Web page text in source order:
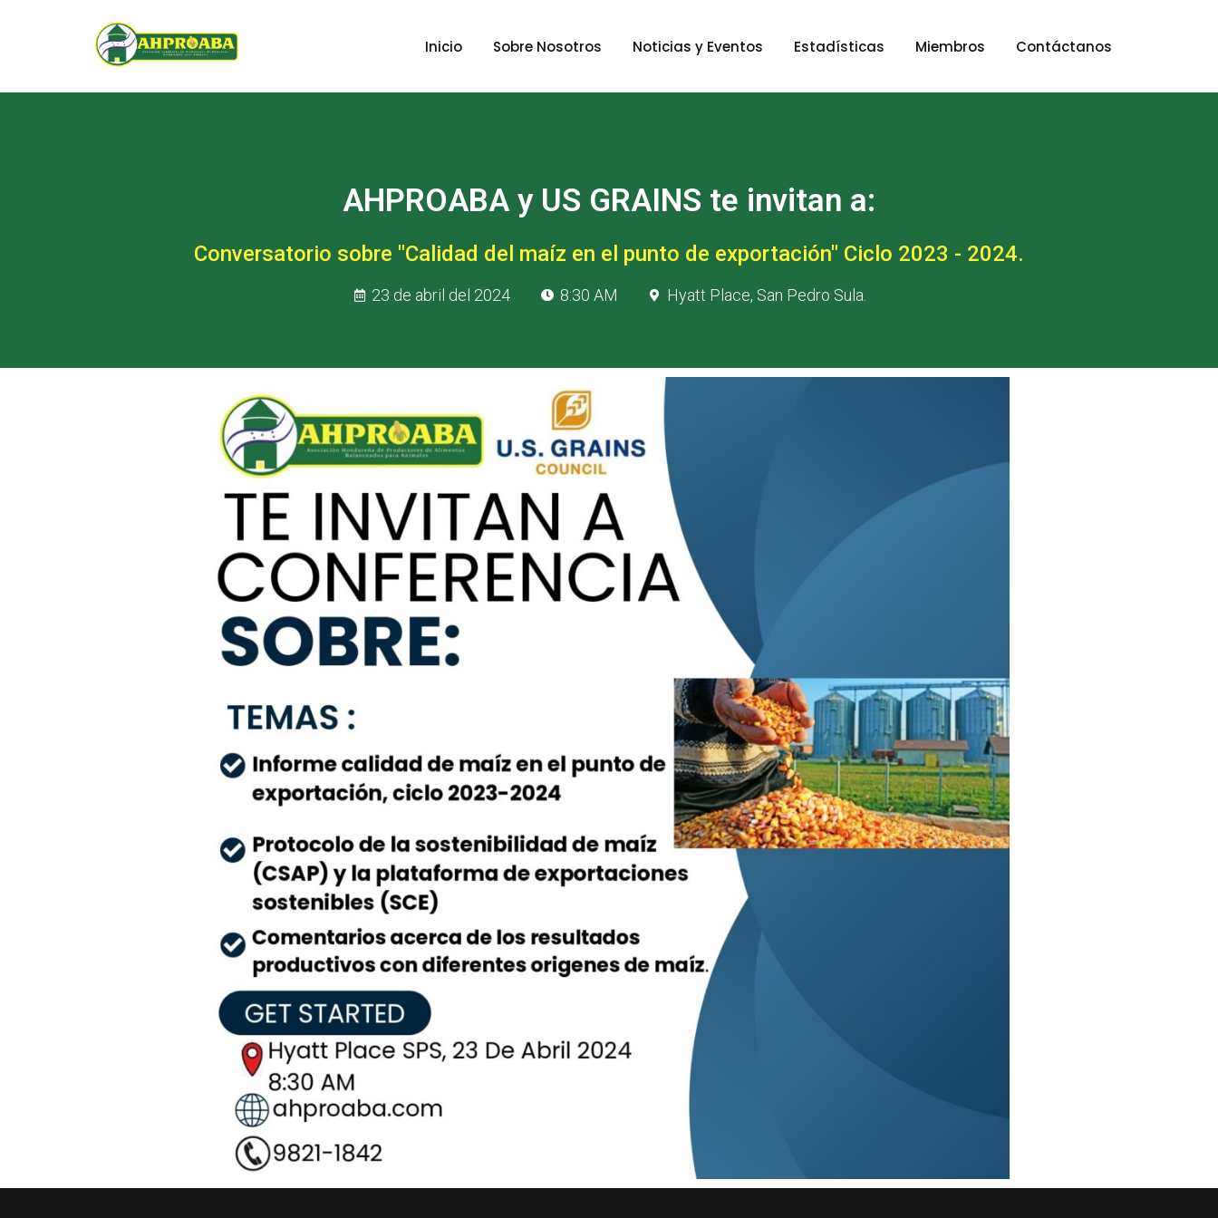
Inicio Sobre Nosotros Noticias y Eventos Estadísticas Miembros Contáctanos
AHPROABA y US GRAINS te invitan a:
Conversatorio sobre "Calidad del maíz en el punto de exportación" Ciclo 2023 - 2024.
23 de abril del 2024 8:30 AM Hyatt Place, San Pedro Sula.